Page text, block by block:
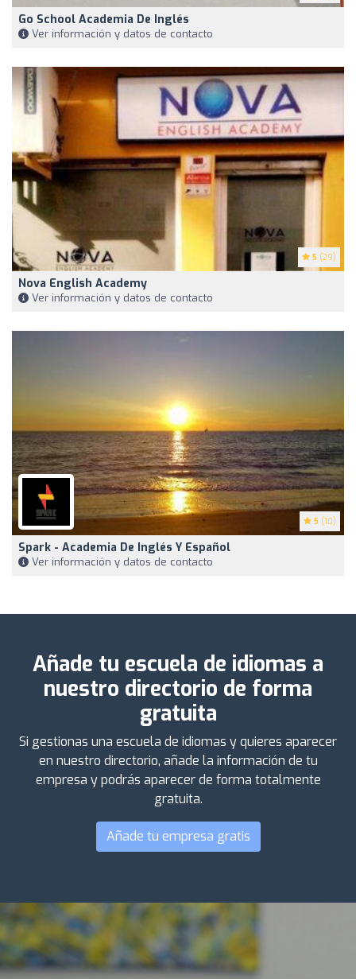
Go School Academia De Inglés
Ver información y datos de contacto
5 (29)
Nova English Academy
Ver información y datos de contacto
5 (10)
Spark - Academia De Inglés Y Español
Ver información y datos de contacto
Añade tu escuela de idiomas a
nuestro directorio de forma
gratuita
Si gestionas una escuela de idiomas y quieres aparecer
en nuestro directorio, añade la información de tu
empresa y podrás aparecer de forma totalmente
gratuita.
Añade tu empresa gratis